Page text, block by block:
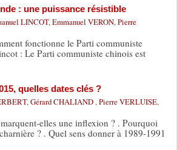
: une puissance résistible
LINCOT, Emmanuel VERON, Pierre
fonctionne le Parti communiste
: Le Parti communiste chinois est
quelles dates clés ?
, Gérard CHALIAND , Pierre VERLUISE,
elles une inflexion ? . Pourquoi
? . Quel sens donner à 1989-1991